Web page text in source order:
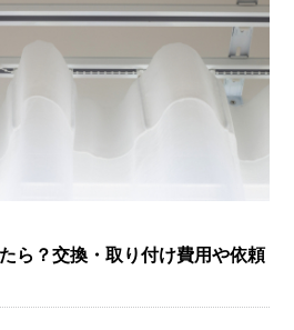
ら？交換・取り付け費用や依頼